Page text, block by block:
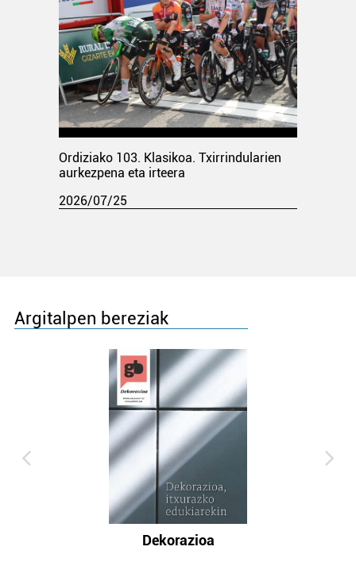
Ordiziako 103. Klasikoa. Txirrindularien
aurkezpena eta irteera
2026/07/25
Argitalpen bereziak
Dekorazioa